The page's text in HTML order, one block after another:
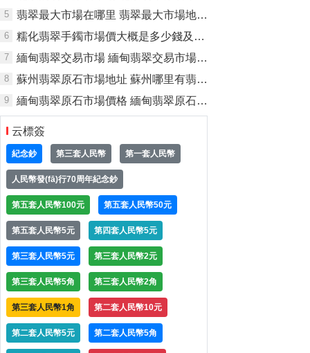
5 翡翠最大市場在哪里 翡翠最大市場地址及介紹
6 糯化翡翠手鐲市場價大概是多少錢及圖片
7 緬甸翡翠交易市場 緬甸翡翠交易市場集中在哪里
8 蘇州翡翠原石市場地址 蘇州哪里有翡翠原石市場
9 緬甸翡翠原石市場價格 緬甸翡翠原石價格一般多少
云標簽
紀念鈔 第三套人民幣 第一套人民幣
人民幣發(fā)行70周年紀念鈔
第五套人民幣100元 第五套人民幣50元
第五套人民幣5元 第四套人民幣5元
第三套人民幣5元 第三套人民幣2元
第三套人民幣5角 第三套人民幣2角
第三套人民幣1角 第二套人民幣10元
第二套人民幣5元 第二套人民幣5角